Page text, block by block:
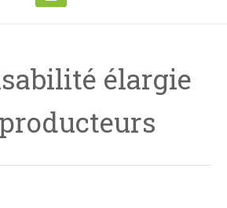
élargie